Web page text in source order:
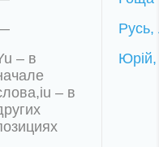
Русь,
– в
– в
Юрій,